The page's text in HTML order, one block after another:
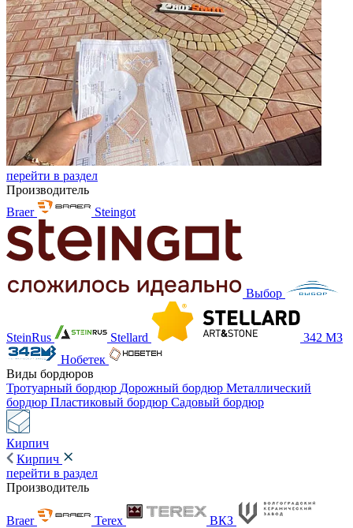
перейти в раздел
Производитель
Braer
Steingot
Выбор
SteinRus Stellard
342 МЗ
Нобетек
Виды бордюров
Тротуарный бордюр Дорожный бордюр Металлический
бордюр Пластиковый бордюр Садовый бордюр
Кирпич
Кирпич
перейти в раздел
Производитель
Braer Terex ВКЗ